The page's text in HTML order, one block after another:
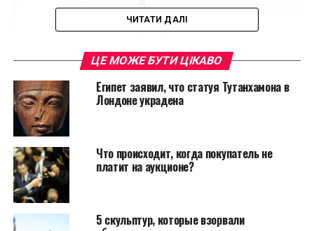
ЧИТАТИ ДАЛІ
ЦЕ МОЖЕ БУТИ ЦІКАВО
Египет заявил, что статуя Тутанхамона в
Лондоне украдена
Что происходит, когда покупатель не
платит на аукционе?
5 скульптур, которые взорвали